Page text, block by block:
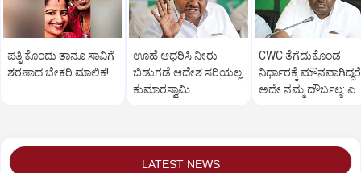
ಪತ್ನಿ ಕೊಂದು ತಾನೂ ಸಾವಿಗೆ
ಶರಣಾದ ಬೇಕರಿ ಮಾಲಿಕ!
ಊಹೆ ಆಧರಿಸಿ ನೀರು
ಬಿಡುಗಡೆ ಆದೇಶ ಸರಿಯಲ್ಲ:
ಕುಮಾರಸ್ವಾಮಿ
CWC ತೆಗೆದುಕೊಂಡ
ನಿರ್ಧಾರಕ್ಕೆ ಮೌನವಾಗಿದ್ದರೆ
ಅದೇ ನಮ್ಮ ದೌರ್ಬಲ್ಯ:
LATEST NEWS